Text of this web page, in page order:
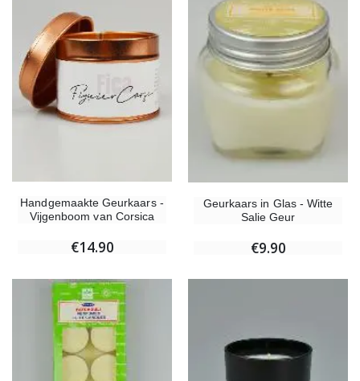
Handgemaakte Geurkaars -
Vijgenboom van Corsica
€14.90
Geurkaars in Glas - Witte
Salie Geur
€9.90